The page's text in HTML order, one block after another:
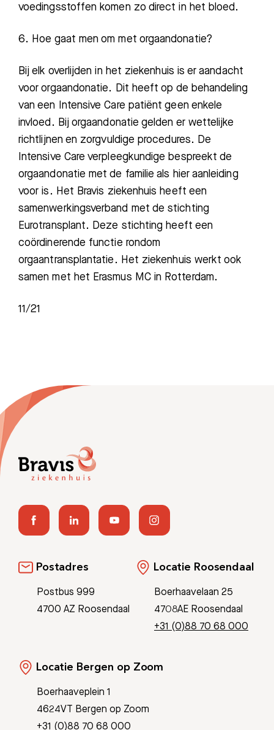
voedingsstoffen komen zo direct in het bloed.
6. Hoe gaat men om met orgaandonatie?
Bij elk overlijden in het ziekenhuis is er aandacht
voor orgaandonatie. Dit heeft op de behandeling
van een Intensive Care patiënt geen enkele
invloed. Bij orgaandonatie gelden er wettelijke
richtlijnen en zorgvuldige procedures. De
Intensive Care verpleegkundige bespreekt de
orgaandonatie met de familie als hier aanleiding
voor is. Het Bravis ziekenhuis heeft een
samenwerkingsverband met de stichting
Eurotransplant. Deze stichting heeft een
coördinerende functie rondom
orgaantransplantatie. Het ziekenhuis werkt ook
samen met het Erasmus MC in Rotterdam.
11/21
Postadres
Postbus 999
4700 AZ Roosendaal
Locatie Roosendaal
Boerhaavelaan 25
4708AE Roosendaal
+31 (0)88 70 68 000
Locatie Bergen op Zoom
Boerhaaveplein 1
4624VT Bergen op Zoom
+31 (0)88 70 68 000